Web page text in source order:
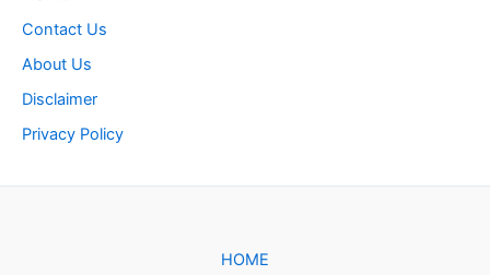
Contact Us
About Us
Disclaimer
Privacy Policy
HOME